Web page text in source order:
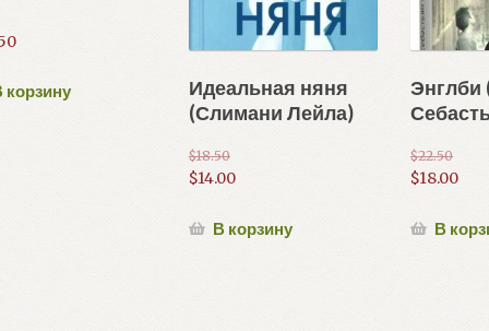
корзину
Идеальная няня
(Слимани Лейла)
$18.50
Первоначальная
составляла
$14.00
цена:В корзину
Энглби
$22.50
$18.00
цена:
В